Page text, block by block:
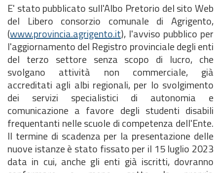
E' stato pubblicato sull'Albo Pretorio del sito Web
del Libero consorzio comunale di Agrigento,
(www.provincia.agrigento.it), l'avviso pubblico per
l'aggiornamento del Registro provinciale degli enti
del terzo settore senza scopo di lucro, che
svolgano attività non commerciale, già
accreditati agli albi regionali, per lo svolgimento
dei servizi specialistici di autonomia e
comunicazione a favore degli studenti disabili
frequentanti nelle scuole di competenza dell'Ente.
Il termine di scadenza per la presentazione delle
nuove istanze è stato fissato per il 15 luglio 2023
data in cui, anche gli enti già iscritti, dovranno